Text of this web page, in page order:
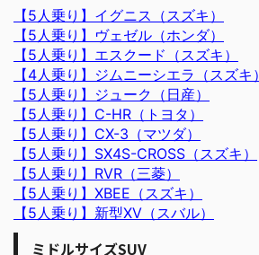
【5人乗り】イグニス（スズキ）
【5人乗り】ヴェゼル（ホンダ）
【5人乗り】エスクード（スズキ）
【4人乗り】ジムニーシエラ（スズキ）
【5人乗り】ジューク（日産）
【5人乗り】C-HR（トヨタ）
【5人乗り】CX-3（マツダ）
【5人乗り】SX4S-CROSS（スズキ）
【5人乗り】RVR（三菱）
【5人乗り】XBEE（スズキ）
【5人乗り】新型XV（スバル）
ミドルサイズSUV